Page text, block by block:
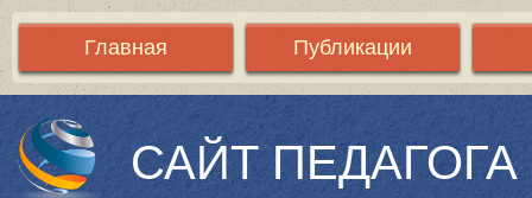
Главная Публикации
САЙТ ПЕДАГОГА